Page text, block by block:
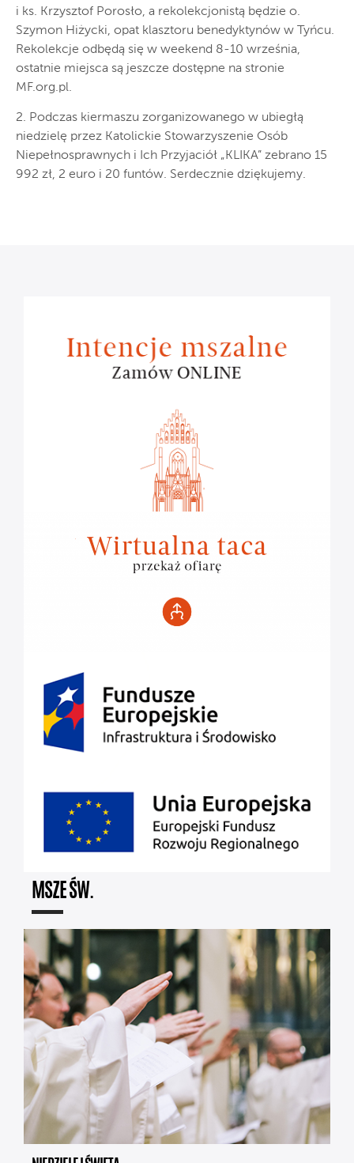
i ks. Krzysztof Porosło, a rekolekcjonistą będzie o.
Szymon Hiżycki, opat klasztoru benedyktynów w Tyńcu.
Rekolekcje odbędą się w weekend 8-10 września,
ostatnie miejsca są jeszcze dostępne na stronie
MF.org.pl.
2. Podczas kiermaszu zorganizowanego w ubiegłą
niedzielę przez Katolickie Stowarzyszenie Osób
Niepełnosprawnych i Ich Przyjaciół „KLIKA” zebrano 15
992 zł, 2 euro i 20 funtów. Serdecznie dziękujemy.
MSZE ŚW.